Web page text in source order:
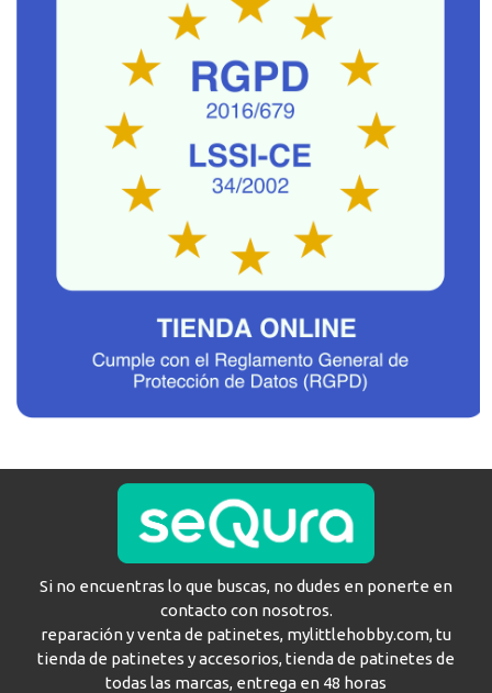
Si no encuentras lo que buscas, no dudes en ponerte en
contacto con nosotros.
reparación y venta de patinetes, mylittlehobby.com, tu
tienda de patinetes y accesorios, tienda de patinetes de
todas las marcas, entrega en 48 horas